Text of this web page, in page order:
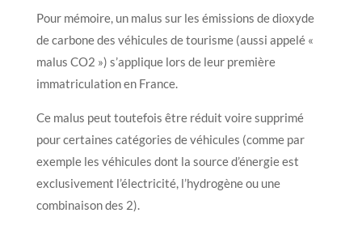
Pour mémoire, un malus sur les émissions de dioxyde
de carbone des véhicules de tourisme (aussi appelé «
malus CO2 ») s’applique lors de leur première
immatriculation en France.
Ce malus peut toutefois être réduit voire supprimé
pour certaines catégories de véhicules (comme par
exemple les véhicules dont la source d’énergie est
exclusivement l’électricité, l’hydrogène ou une
combinaison des 2).